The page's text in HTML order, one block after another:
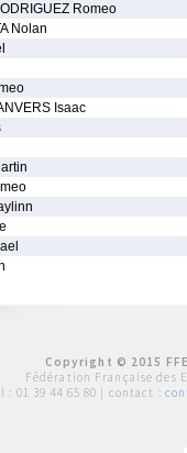
Romeo
Nolan
Isaac
Copyright © 2015
Fédération Française des
: 01 39 44 65 80 | contact :